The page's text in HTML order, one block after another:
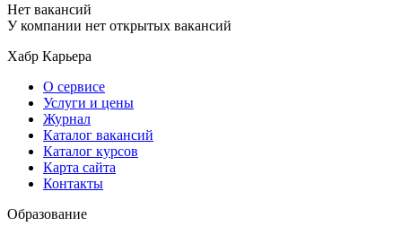
Нет вакансий
У компании нет открытых вакансий
Хабр Карьера
О сервисе
Услуги и цены
Журнал
Каталог вакансий
Каталог курсов
Карта сайта
Контакты
Образование